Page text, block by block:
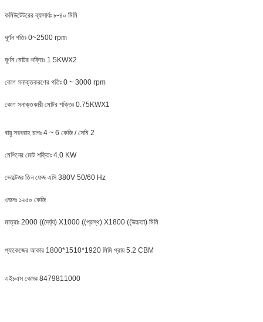
কমিউটেটরের ব্যাসার্ধঃ ৮-৪০ মিমি
ঘূর্ণন গতিঃ 0~2500 rpm
ঘূর্ণন মোটর শক্তিঃ 1.5KWX2
কোণ সনাক্তকরণের গতিঃ 0 ~ 3000 rpm
কোণ সনাক্তকারী মোটর শক্তিঃ 0.75KWX1
বায়ু সরবরাহ চাপঃ 4 ~ 6 কেজি / সেমি 2
মেশিনের মোট শক্তিঃ 4.0 KW
ভোল্টেজঃ তিন ফেজ এসি 380V 50/60 Hz
ওজনঃ ১২৫০ কেজি
মাত্রাঃ 2000 ((দৈর্ঘ্য) X1000 ((প্রস্থ) X1800 ((উচ্চতা) মিমি
প্যাকেজের আকার 1800*1510*1920 মিমি প্রায় 5.2 CBM
এইচএস কোডঃ 8479811000